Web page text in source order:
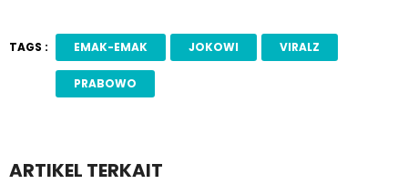
TAGS : EMAK-EMAK JOKOWI VIRALZ
PRABOWO
ARTIKEL TERKAIT